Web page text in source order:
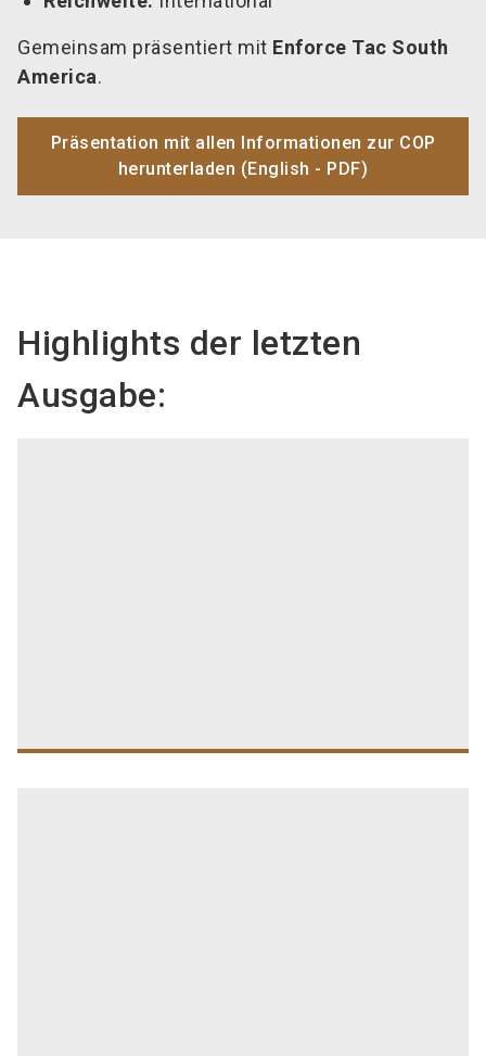
Gemeinsam präsentiert mit Enforce Tac South
America.
Präsentation mit allen Informationen zur COP
herunterladen (English - PDF)
Highlights der letzten
Ausgabe: